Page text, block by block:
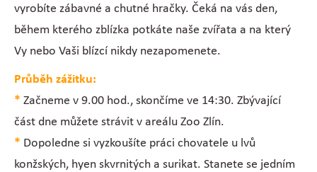
vyrobíte zábavné a chutné hračky. Čeká na vás den,
během kterého zblízka potkáte naše zvířata a na který
Vy nebo Vaši blízcí nikdy nezapomenete.
Průběh zážitku:
* Začneme v 9.00 hod., skončíme ve 14:30. Zbývající
část dne můžete strávit v areálu Zoo Zlín.
* Dopoledne si vyzkoušíte práci chovatele u lvů
konžských, hyen skvrnitých a surikat. Stanete se jedním